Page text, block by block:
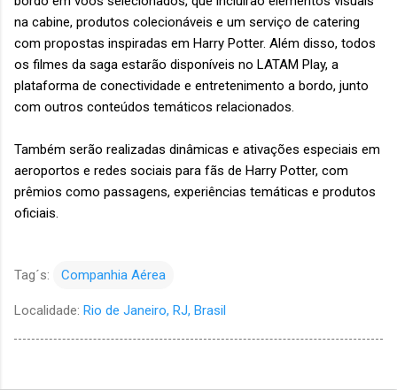
na cabine, produtos colecionáveis e um serviço de catering
com propostas inspiradas em Harry Potter. Além disso, todos
os filmes da saga estarão disponíveis no LATAM Play, a
plataforma de conectividade e entretenimento a bordo, junto
com outros conteúdos temáticos relacionados.
Também serão realizadas dinâmicas e ativações especiais em
aeroportos e redes sociais para fãs de Harry Potter, com
prêmios como passagens, experiências temáticas e produtos
oficiais.
Tag´s: Companhia Aérea
Localidade: Rio de Janeiro, RJ, Brasil